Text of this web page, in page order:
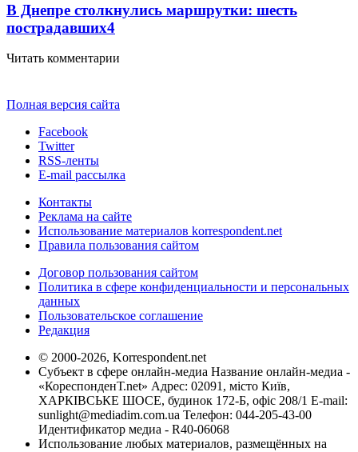
В Днепре столкнулись маршрутки: шесть
пострадавших4
Читать комментарии
Полная версия сайта
Facebook
Twitter
RSS-ленты
E-mail рассылка
Контакты
Реклама на сайте
Использование материалов korrespondent.net
Правила пользования сайтом
Договор пользования сайтом
Политика в сфере конфиденциальности и персональных
данных
Пользовательское соглашение
Редакция
© 2000-2026, Korrespondent.net
Субъект в сфере онлайн-медиа Название онлайн-медиа -
«КореспонденТ.net» Адрес: 02091, місто Київ,
ХАРКІВСЬКЕ ШОСЕ, будинок 172-Б, офіс 208/1 E-mail:
sunlight@mediadim.com.ua Телефон: 044-205-43-00
Идентификатор медиа - R40-06068
Использование любых материалов, размещённых на